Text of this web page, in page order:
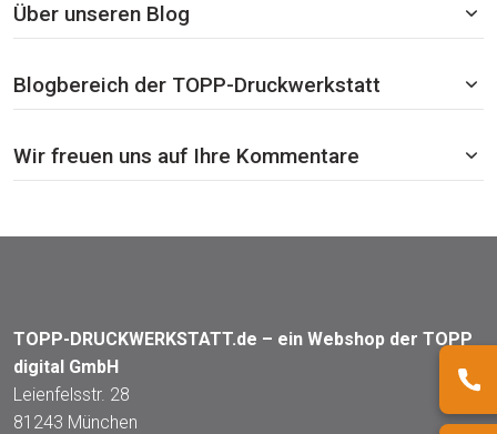
Über unseren Blog
Blogbereich der TOPP-Druckwerkstatt
Wir freuen uns auf Ihre Kommentare
TOPP-DRUCKWERKSTATT.de – ein Webshop der TOPP
digital GmbH
Leienfelsstr. 28
81243 München